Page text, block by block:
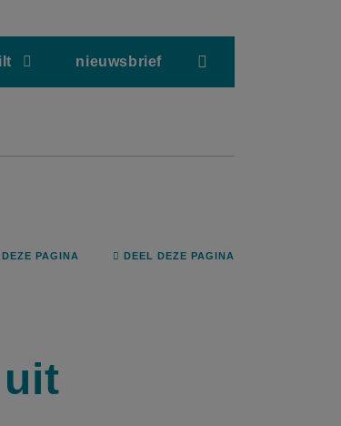
nieuwsbrief
PAGINA DEEL DEZE PAGINA